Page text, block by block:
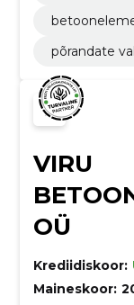
põrandate
VIRU
OÜ
Krediidiskoor:
Maineskoor: